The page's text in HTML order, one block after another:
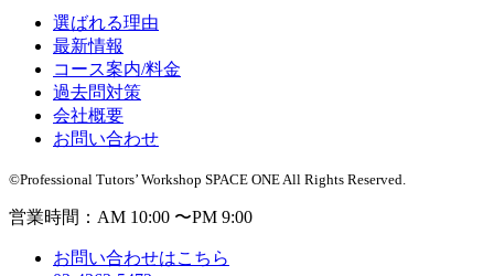
選ばれる理由
最新情報
コース案内/料金
過去問対策
会社概要
お問い合わせ
©Professional Tutors’ Workshop SPACE ONE All Rights Reserved.
営業時間：AM 10:00 〜PM 9:00
お問い合わせはこちら